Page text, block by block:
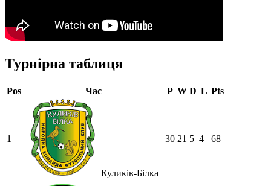
Турнірна таблиця
Pos Час P W D L Pts
1
Куликів-Білка
30 21 5 4 68